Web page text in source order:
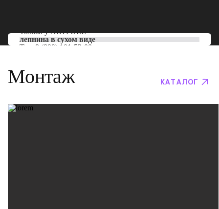
Только уARTPOLE
лепнина в сухом виде
Тел: 8 (800) 101-53-00
Монтаж КАТАЛОГ